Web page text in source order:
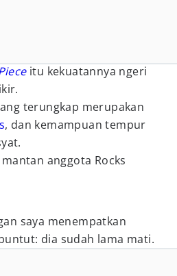
itu kekuatannya ngeri
terungkap merupakan
, dan kemampuan tempur
anggota Rocks
saya menempatkan
dia sudah lama mati.